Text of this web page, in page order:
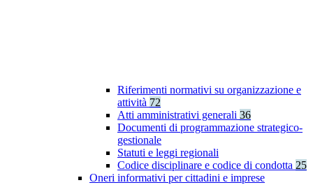
Riferimenti normativi su organizzazione e
attività 72
Atti amministrativi generali 36
Documenti di programmazione strategico-
gestionale
Statuti e leggi regionali
Codice disciplinare e codice di condotta 25
Oneri informativi per cittadini e imprese